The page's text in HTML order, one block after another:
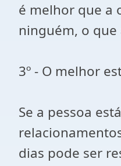
é melhor que a
ninguém, o que
3º - O melhor
Se a pessoa
dias pode ser